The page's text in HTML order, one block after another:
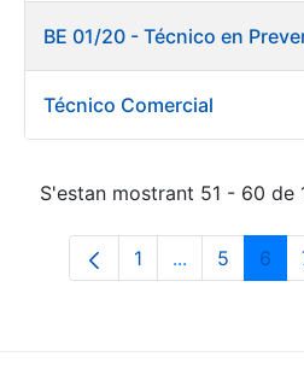
Técnico Comercial
S'estan mostrant 51 - 60 de
Pàgina
1 ...Pàgines
Pàgina
5 6